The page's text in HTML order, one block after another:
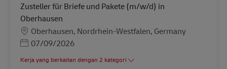
Zusteller für Briefe und Pakete (m/w/d) in
Oberhausen
LokasiOberhausen, Nordrhein-Westfalen, Germany
Posted Date
07/09/2026
Kerja yang berkaitan dengan 2 kategori